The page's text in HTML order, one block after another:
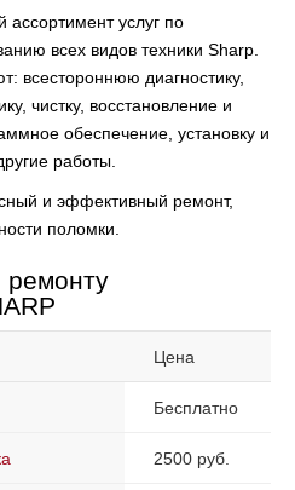
услуг по
всех видов техники Sharp.
всестороннюю диагностику,
чистку, восстановление и
обеспечение, установку и
работы.
и эффективный ремонт,
поломки.
ремонту
Цена
Бесплатно
2500 руб.